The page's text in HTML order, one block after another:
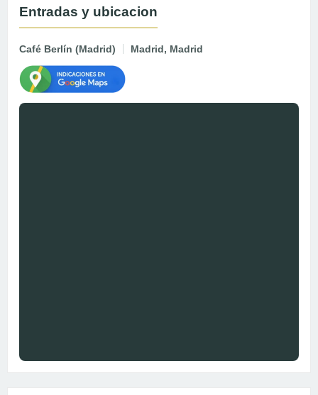
Entradas y ubicacion
Café Berlín (Madrid) Madrid, Madrid